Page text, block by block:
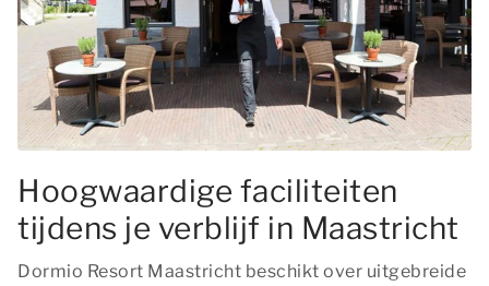
Hoogwaardige faciliteiten
tijdens je verblijf in Maastricht
Dormio Resort Maastricht beschikt over uitgebreide